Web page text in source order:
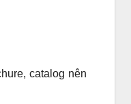
catalog nên